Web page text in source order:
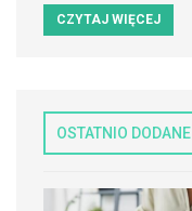
CZYTAJ WIĘCEJ
OSTATNIO DODANE